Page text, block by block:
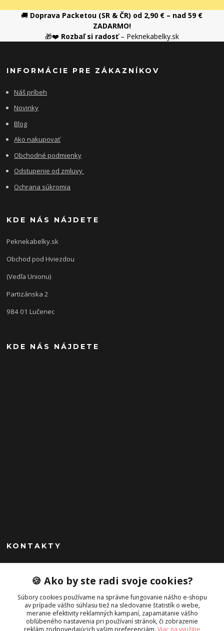
🚚 Doprava Packetou (SR & ČR) od 2,90 € – nad 59 €
ZADARMO!
🎁❤️ Rozbaľ si radosť– Peknekabelky.sk
INFORMÁCIE PRE ZÁKAZNÍKOV
Náš príbeh
Novinky
Blog
Ako nakupovať
Obchodné podmienky
Odstupenie od zmluvy
Ochrana súkromia
KDE NÁS NÁJDETE
Peknekabelky.sk
Obchod pod Hviezdou
(Vedľa Unionu)
Partizánska 2
984 01 Lučenec
KDE NÁS NÁJDETE
KONTAKTY
Peknekabelky.sk
+421 949747302
Po-Pia 10-16
info@peknekabelky.sk
🍪 Ako by ste radi svoje cookies?
Súbory cookies používame na správne fungovanie nášho e-shopu
av prípade vášho súhlasu tiež na sledovanie štatistík o webe,
meranie efektivity reklamných kampaní, zapamätanie vášho
obľúbeného nastavenia pri používaní stránok, či zobrazenie
reklám zodpovedajúcich vašim preferenciám. Viac na využitie